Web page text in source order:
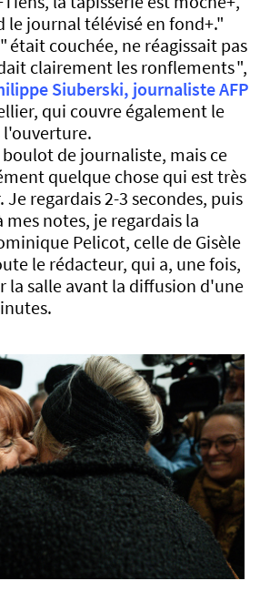
le journal télévisé en fond+."
était couchée, ne réagissait pas
clairement les ronflements ",
Siuberski, journaliste AFP
qui couvre également le
l'ouverture.
de journaliste, mais ce
quelque chose qui est très
Je regardais 2-3 secondes, puis
notes, je regardais la
Pelicot, celle de Gisèle
le rédacteur, qui a, une fois,
la salle avant la diffusion d'une